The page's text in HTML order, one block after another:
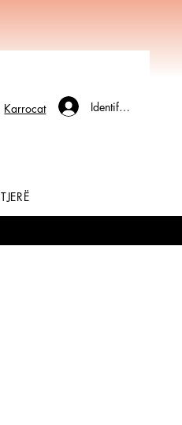
Identifikohu
Karrocat